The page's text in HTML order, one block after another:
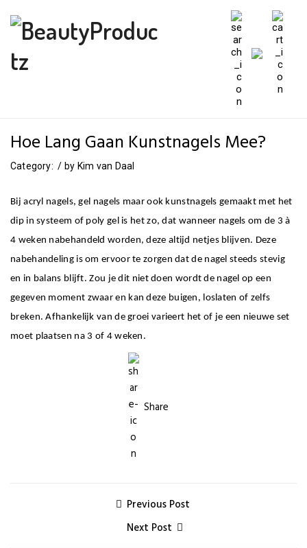
Hoe Lang Gaan Kunstnagels Mee?
Category: / by Kim van Daal
Bij acryl nagels, gel nagels maar ook kunstnagels gemaakt met het
dip in systeem of poly gel is het zo, dat wanneer nagels om de 3 à
4 weken nabehandeld worden, deze altijd netjes blijven. Deze
nabehandeling is om ervoor te zorgen dat de nagel steeds stevig
en in balans blijft. Zou je dit niet doen wordt de nagel op een
gegeven moment zwaar en kan deze buigen, loslaten of zelfs
breken. Afhankelijk van de groei varieert het of je een nieuwe set
moet plaatsen na 3 of 4 weken.
Share
Previous Post
Next Post